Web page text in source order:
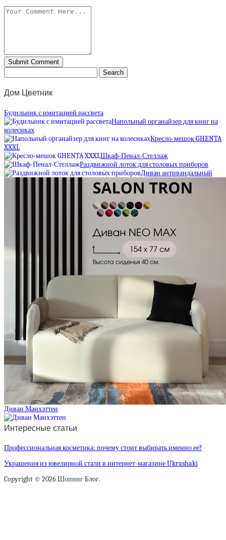
Дом Цветник
Будильник с имитацией рассвета
Напольный органайзер для книг на
колесиках
Кресло-мешок GHENTA
XXXL
Шкаф-Пенал-Стеллаж
Раздвижной лоток для столовых приборов
Диван антивандальный
Диван Манхэттен
Интересные статьи
Профессиональная косметика: почему стоит выбирать именно ее?
Украшения из ювелирной стали в интернет-магазине Ukrashaki
Copyright © 2026 Шопинг Блог.